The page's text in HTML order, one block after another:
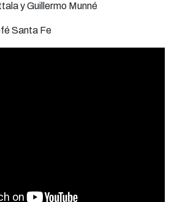
y Guillermo Munné
Santa Fe